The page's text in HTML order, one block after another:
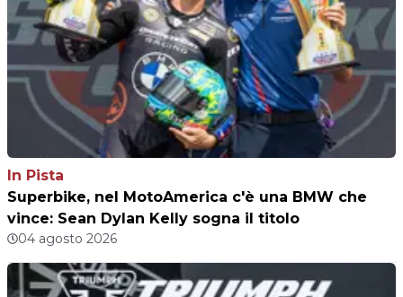
In Pista
Superbike, nel MotoAmerica c'è una BMW che
vince: Sean Dylan Kelly sogna il titolo
04 agosto 2026